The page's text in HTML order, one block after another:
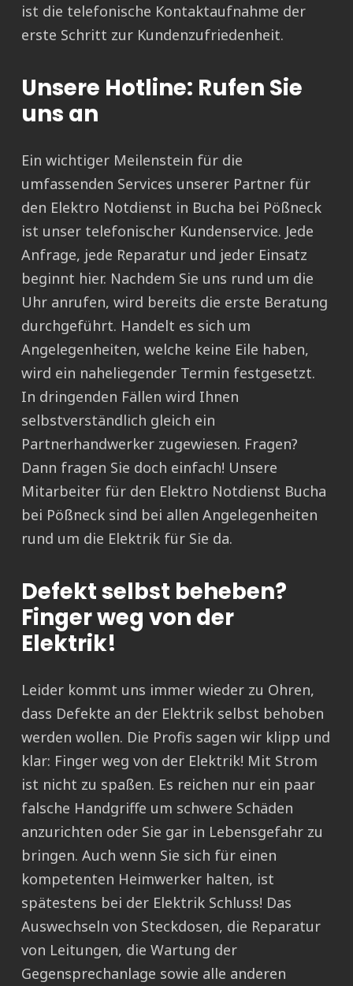
ist die telefonische Kontaktaufnahme der
erste Schritt zur Kundenzufriedenheit.
Unsere Hotline: Rufen Sie
uns an
Ein wichtiger Meilenstein für die
umfassenden Services unserer Partner für
den Elektro Notdienst in Bucha bei Pößneck
ist unser telefonischer Kundenservice. Jede
Anfrage, jede Reparatur und jeder Einsatz
beginnt hier. Nachdem Sie uns rund um die
Uhr anrufen, wird bereits die erste Beratung
durchgeführt. Handelt es sich um
Angelegenheiten, welche keine Eile haben,
wird ein naheliegender Termin festgesetzt.
In dringenden Fällen wird Ihnen
selbstverständlich gleich ein
Partnerhandwerker zugewiesen. Fragen?
Dann fragen Sie doch einfach! Unsere
Mitarbeiter für den Elektro Notdienst Bucha
bei Pößneck sind bei allen Angelegenheiten
rund um die Elektrik für Sie da.
Defekt selbst beheben?
Finger weg von der
Elektrik!
Leider kommt uns immer wieder zu Ohren,
dass Defekte an der Elektrik selbst behoben
werden wollen. Die Profis sagen wir klipp und
klar: Finger weg von der Elektrik! Mit Strom
ist nicht zu spaßen. Es reichen nur ein paar
falsche Handgriffe um schwere Schäden
anzurichten oder Sie gar in Lebensgefahr zu
bringen. Auch wenn Sie sich für einen
kompetenten Heimwerker halten, ist
spätestens bei der Elektrik Schluss! Das
Auswechseln von Steckdosen, die Reparatur
von Leitungen, die Wartung der
Gegensprechanlage sowie alle anderen